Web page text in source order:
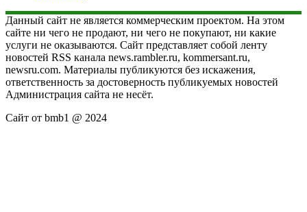
Данный сайт не является коммерческим проектом. На этом
сайте ни чего не продают, ни чего не покупают, ни какие
услуги не оказываются. Сайт представляет собой ленту
новостей RSS канала news.rambler.ru, kommersant.ru,
newsru.com. Материалы публикуются без искажения,
ответственность за достоверность публикуемых новостей
Администрация сайта не несёт.
Сайт от bmb1 @ 2024